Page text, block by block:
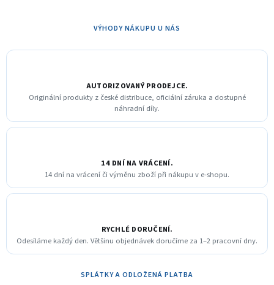
VÝHODY NÁKUPU U NÁS
AUTORIZOVANÝ PRODEJCE.
Originální produkty z české distribuce, oficiální záruka a dostupné
náhradní díly.
14 DNÍ NA VRÁCENÍ.
14 dní na vrácení či výměnu zboží při nákupu v e-shopu.
RYCHLÉ DORUČENÍ.
Odesíláme každý den. Většinu objednávek doručíme za 1–2 pracovní dny.
SPLÁTKY A ODLOŽENÁ PLATBA